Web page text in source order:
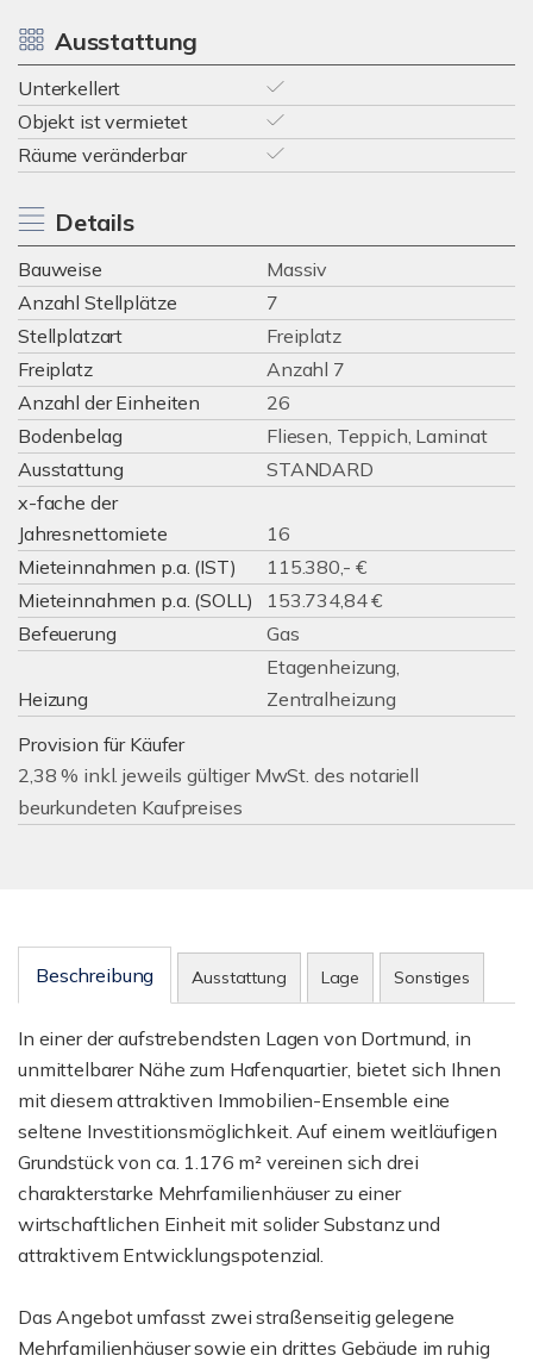
Ausstattung
Unterkellert
Objekt ist vermietet
Räume veränderbar
Details
Bauweise
Massiv
Anzahl Stellplätze
7
Stellplatzart
Freiplatz
Freiplatz
Anzahl 7
Anzahl der Einheiten
26
Bodenbelag
Fliesen, Teppich, Laminat
Ausstattung
STANDARD
x-fache der
Jahresnettomiete
16
Mieteinnahmen p.a. (IST)
115.380,- €
Mieteinnahmen p.a. (SOLL)
153.734,84 €
Befeuerung
Gas
Heizung
Etagenheizung,
Zentralheizung
Provision für Käufer
2,38 % inkl. jeweils gültiger MwSt. des notariell
beurkundeten Kaufpreises
Beschreibung Ausstattung Lage Sonstiges
In einer der aufstrebendsten Lagen von Dortmund, in
unmittelbarer Nähe zum Hafenquartier, bietet sich Ihnen
mit diesem attraktiven Immobilien-Ensemble eine
seltene Investitionsmöglichkeit. Auf einem weitläufigen
Grundstück von ca. 1.176 m² vereinen sich drei
charakterstarke Mehrfamilienhäuser zu einer
wirtschaftlichen Einheit mit solider Substanz und
attraktivem Entwicklungspotenzial.
Das Angebot umfasst zwei straßenseitig gelegene
Mehrfamilienhäuser sowie ein drittes Gebäude im ruhig